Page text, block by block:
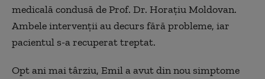
medicală condusă de Prof. Dr. Horațiu Moldovan.
Ambele intervenții au decurs fără probleme, iar
pacientul s-a recuperat treptat.
Opt ani mai târziu, Emil a avut din nou simptome